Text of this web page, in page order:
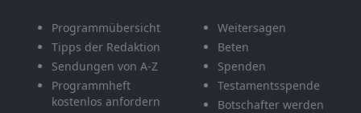
Programmübersicht
Tipps der Redaktion
Sendungen von A-Z
Programmheft
kostenlos anfordern
Weitersagen
Beten
Spenden
Testamentsspende
Botschafter werden